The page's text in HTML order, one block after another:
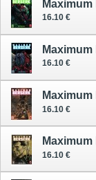
16.10 €
16.10 €
16.10 €
16.10 €